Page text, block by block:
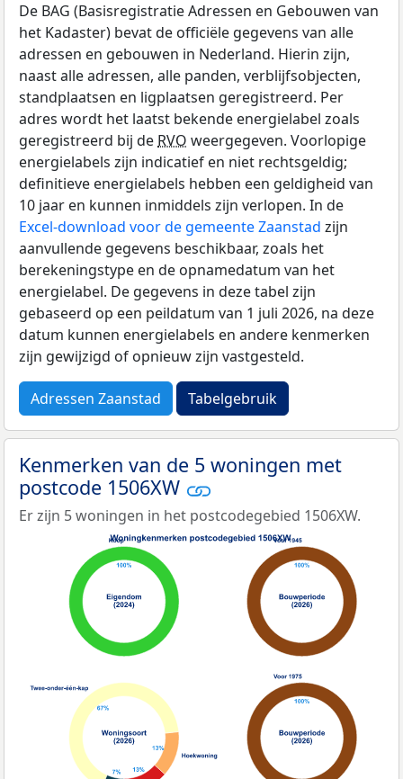
De BAG (Basisregistratie Adressen en Gebouwen van
het Kadaster) bevat de officiële gegevens van alle
adressen en gebouwen in Nederland. Hierin zijn,
naast alle adressen, alle panden, verblijfsobjecten,
standplaatsen en ligplaatsen geregistreerd. Per
adres wordt het laatst bekende energielabel zoals
geregistreerd bij de RVO weergegeven. Voorlopige
energielabels zijn indicatief en niet rechtsgeldig;
definitieve energielabels hebben een geldigheid van
10 jaar en kunnen inmiddels zijn verlopen. In de
Excel-download voor de gemeente Zaanstad zijn
aanvullende gegevens beschikbaar, zoals het
berekeningstype en de opnamedatum van het
energielabel. De gegevens in deze tabel zijn
gebaseerd op een peildatum van 1 juli 2026, na deze
datum kunnen energielabels en andere kenmerken
zijn gewijzigd of opnieuw zijn vastgesteld.
Adressen Zaanstad Tabelgebruik
Kenmerken van de 5 woningen met
postcode 1506XW
Er zijn 5 woningen in het postcodegebied 1506XW.